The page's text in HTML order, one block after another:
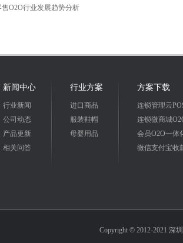
售O2O行业发展趋势分析
新闻中心
行业新闻
公司动态
产品更新
相关问答
行业方案
进口商品
服装鞋帽
母婴用品
方案下载
连锁管理云
连锁微商城
会员O2O一体
微信支付宝收
Copyright © 2012-2021 深